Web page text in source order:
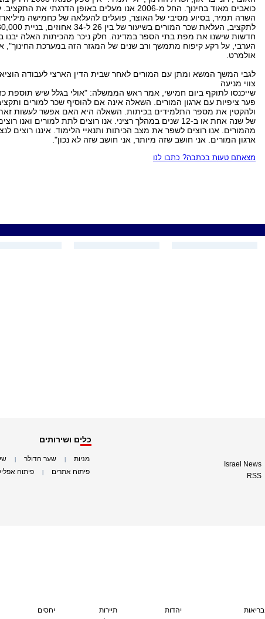
כואבים מאוד בחינוך. החל מ-2006 אנו מעלים באופן הדרגתי את
השרה תמיר, בסיוע מסיבי של האוצר, פועלים להעלאה של כחמישה
חדשות שישנו את מפת בתי הספר במדינה. חלק ניכר מהכיתות האלה יבנו
הערבי, על רקע קיפוח מתמשך ורב שנים של המגזר הזה במערכת החינוך",
אולמרט.
לגבי המשך המשא ומתן עם המורים לאחר שבית הדין הארצי לעבודה
צווי מניעה
שייכנסו לתוקף ביום חמישי, אמר ראש הממשלה: "אולי בגלל שיש תוספת
פער ציפיות עם ארגון המורים. השאלה אינה אם להוסיף שכר למורים
ולהקטין את מספר התלמידים בכיתות. השאלה היא האם אפשר לעשות
של שנה אחת או ב-12 שנים במהלך רציני. אנו רוצים לתת למורים ואנו
מהמורים. אנו רוצים לשפר את מצב הכיתות ותנאיי הלימוד. איננו רוצים
ארגון המורים. אני חושב שזה מיותר, אני חושב שזה לא נכון".
מצאתם טעות בכתבה? כתבו לנו
Israel News
RSS
כלים ושירותים
מניות שער הדולר
פיתוח אתרים פיתוח
בריאות
יהדות
תיירות
יחסים